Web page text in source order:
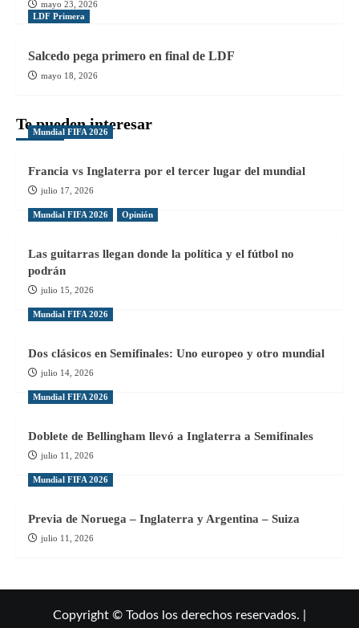
mayo 23, 2026
LDF Primera
Salcedo pega primero en final de LDF
mayo 18, 2026
Te pueden interesar
Mundial FIFA 2026
Francia vs Inglaterra por el tercer lugar del mundial
julio 17, 2026
Mundial FIFA 2026 Opinión
Las guitarras llegan donde la política y el fútbol no
podrán
julio 15, 2026
Mundial FIFA 2026
Dos clásicos en Semifinales: Uno europeo y otro mundial
julio 14, 2026
Mundial FIFA 2026
Doblete de Bellingham llevó a Inglaterra a Semifinales
julio 11, 2026
Mundial FIFA 2026
Previa de Noruega – Inglaterra y Argentina – Suiza
julio 11, 2026
Copyright © Todos los derechos reservados. |